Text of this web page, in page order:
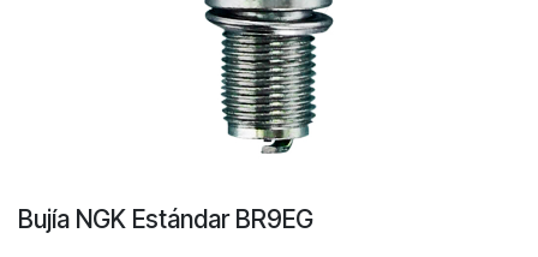
Bujía NGK Estándar BR9EG